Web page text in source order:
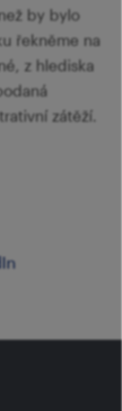
by bylo
řekněme na
z hlediska
zátěží.